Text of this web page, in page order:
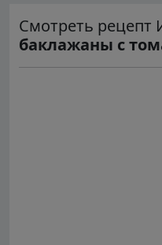
Смотреть рецепт
баклажаны с